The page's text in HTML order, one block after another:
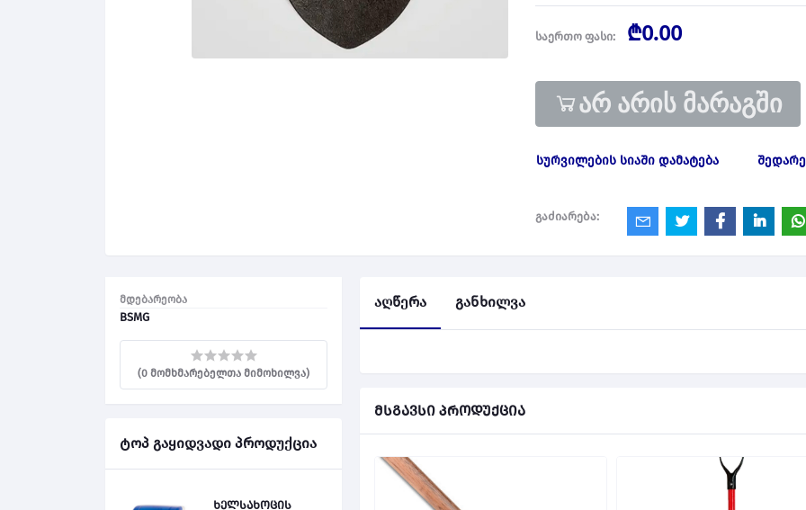
საერთო ფასი: ₾0.00
არ არის მარაგში
სურვილების სიაში დამატება
გაძიარება:
მდებარეობა
BSMG
(0 მომხმარებელთა მიმოხილვა)
ტოპ გაყიდვადი პროდუქცია
ხელსახოცის
აღწერა განხილვა
მსგავსი პროდუქცია